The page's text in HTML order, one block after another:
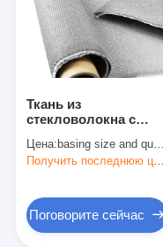
Ткань из
стекловолокна с
силиката кальция
Цена: basing size and quantity
Получить последнюю цену
Поговорите сейчас